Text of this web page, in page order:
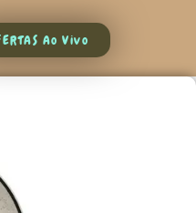
Ao Vivo